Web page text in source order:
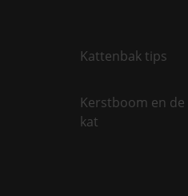
Kattenbak tips
Kerstboom en de
kat